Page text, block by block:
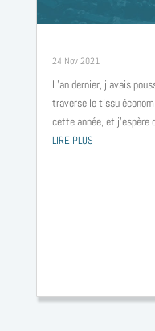
24 Nov 2021
L’an dernier, j’avais
traverse le tissu
cette année, et j’espère
LIRE PLUS